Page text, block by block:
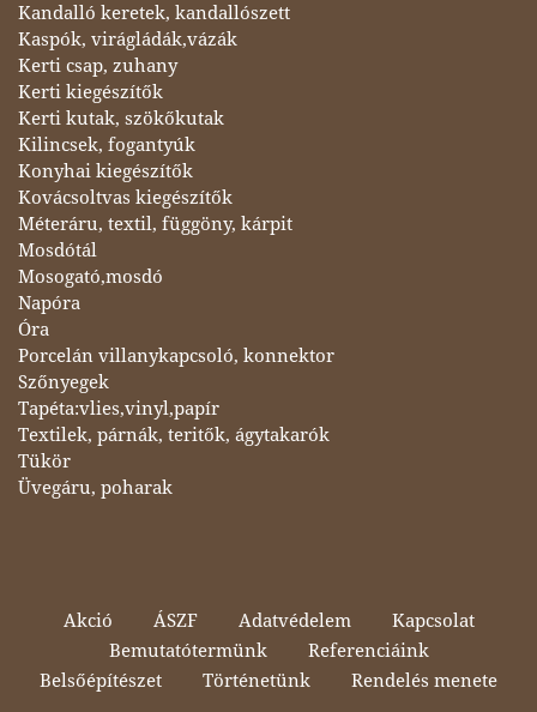
Kandalló keretek, kandallószett
Kaspók, virágládák,vázák
Kerti csap, zuhany
Kerti kiegészítők
Kerti kutak, szökőkutak
Kilincsek, fogantyúk
Konyhai kiegészítők
Kovácsoltvas kiegészítők
Méteráru, textil, függöny, kárpit
Mosdótál
Mosogató,mosdó
Napóra
Óra
Porcelán villanykapcsoló, konnektor
Szőnyegek
Tapéta:vlies,vinyl,papír
Textilek, párnák, teritők, ágytakarók
Tükör
Üvegáru, poharak
Akció ÁSZF Adatvédelem
Kapcsolat
Bemutatótermünk
Referenciáink
Belsőépítészet
Történetünk Rendelés menete